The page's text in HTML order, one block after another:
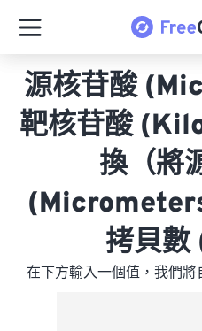
源核苷酸
靶核苷酸
換（將
拷貝數
在下方輸入一個值，我們